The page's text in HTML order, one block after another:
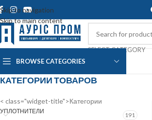
Skip to navigation
Skip to main content
SELECT CATEGORY
BROWSE CATEGORIES
КАТЕГОРИИ ТОВАРОВ
< class="widget-title">Категории
УПЛОТНИТЕЛИ
191